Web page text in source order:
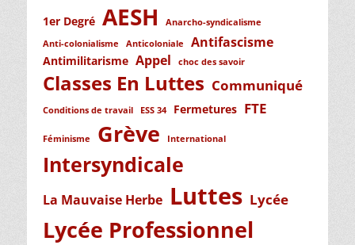
1er Degré AESH
Anarcho-syndicalisme
Anti-colonialisme
Anticoloniale Antifascisme
Antimilitarisme Appel choc des savoir
Classes En Luttes Communiqué
Conditions de travail ESS 34 Fermetures FTE
Féminisme Grève International
Intersyndicale
La Mauvaise Herbe Luttes Lycée
Lycée Professionnel